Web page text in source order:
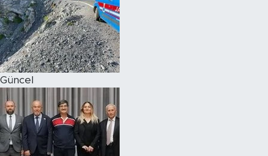
Güncel
Magazin
Özel Haber
Politika
Resmi İlanlar
Sağlık